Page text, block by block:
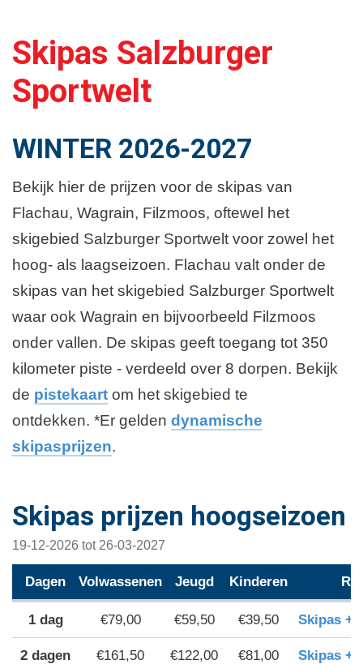
Skipas Salzburger
Sportwelt
WINTER 2026-2027
Bekijk hier de prijzen voor de skipas van
Flachau, Wagrain, Filzmoos, oftewel het
skigebied Salzburger Sportwelt voor zowel het
hoog- als laagseizoen. Flachau valt onder de
skipas van het skigebied Salzburger Sportwelt
waar ook Wagrain en bijvoorbeeld Filzmoos
onder vallen. De skipas geeft toegang tot 350
kilometer piste - verdeeld over 8 dorpen. Bekijk
de pistekaart om het skigebied te
ontdekken. *Er gelden dynamische
skipasprijzen.
Skipas prijzen hoogseizoen
19-12-2026 tot 26-03-2027
Dagen Volwassenen Jeugd Kinderen
€79,00 €59,50 €39,50 Skipas +
2 dagen €161,50 €122,00 €81,00 Skipas +